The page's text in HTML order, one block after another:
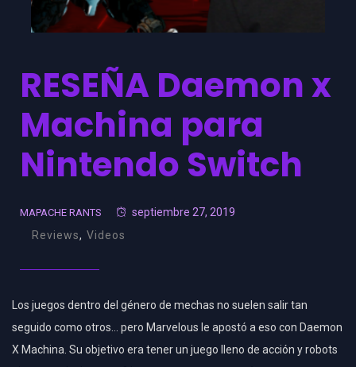
RESEÑA Daemon x
Machina para
Nintendo Switch
MAPACHE RANTS
septiembre 27, 2019
Reviews, Videos
Los juegos dentro del género de mechas no suelen salir tan
seguido como otros… pero Marvelous le apostó a eso con Daemon
X Machina. Su objetivo era tener un juego lleno de acción y robots